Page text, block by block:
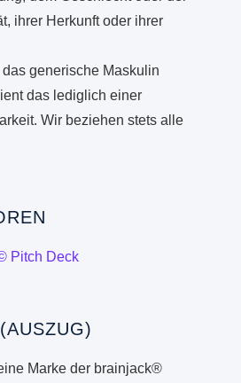
ihrer Herkunft oder ihrer
generische Maskulin
das lediglich einer
Wir beziehen stets alle
Pitch Deck
Marke der brainjack®